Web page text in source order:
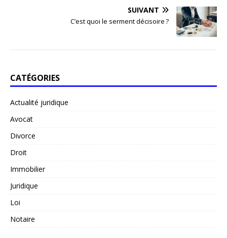
SUIVANT
C’est quoi le serment décisoire ?
CATÉGORIES
Actualité juridique
Avocat
Divorce
Droit
Immobilier
Juridique
Loi
Notaire